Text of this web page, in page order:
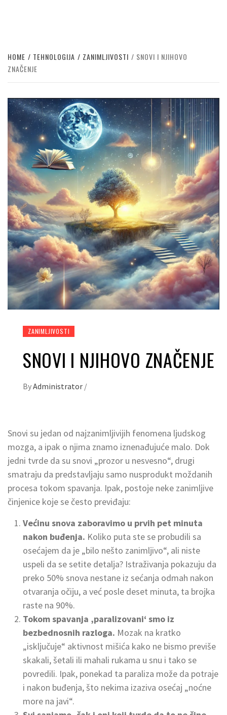
HOME TEHNOLOGIJA ZANIMLJIVOSTI
SNOVI I NJIHOVO
ZNAČENJE
ZANIMLJIVOSTI
SNOVI I NJIHOVO ZNAČENJE
ByAdministrator /
Snovi su jedan od najzanimljivijih fenomena ljudskog
mozga, a ipak o njima znamo iznenađujuće malo. Dok
jedni tvrde da su snovi „prozor u nesvesno“, drugi
smatraju da predstavljaju samo nusprodukt moždanih
procesa tokom spavanja. Ipak, postoje neke zanimljive
činjenice koje se često previđaju:
Većinu snova zaboravimo u prvih pet minuta
nakon buđenja. Koliko puta ste se probudili sa
osećajem da je „bilo nešto zanimljivo“, ali niste
uspeli da se setite detalja? Istraživanja pokazuju da
preko 50% snova nestane iz sećanja odmah nakon
otvaranja očiju, a već posle deset minuta, ta brojka
raste na 90%.
Tokom spavanja ‚paralizovani‘ smo iz
bezbednosnih razloga. Mozak na kratko
„isključuje“ aktivnost mišića kako ne bismo previše
skakali, šetali ili mahali rukama u snu i tako se
povredili. Ipak, ponekad ta paraliza može da potraje
i nakon buđenja, što nekima izaziva osećaj „noćne
more na javi“.